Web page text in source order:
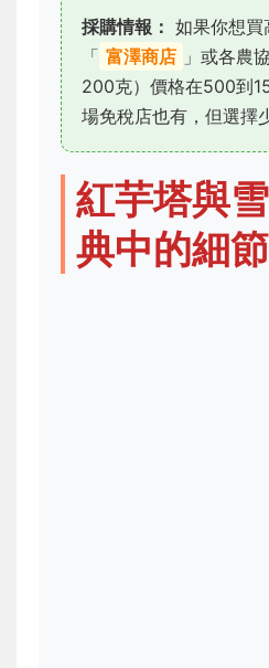
採購情報： 如果你想買
「 富澤商店 」或各農
200克）價格在500到
場免稅店也有，但選擇
紅芋塔與
典中的細節